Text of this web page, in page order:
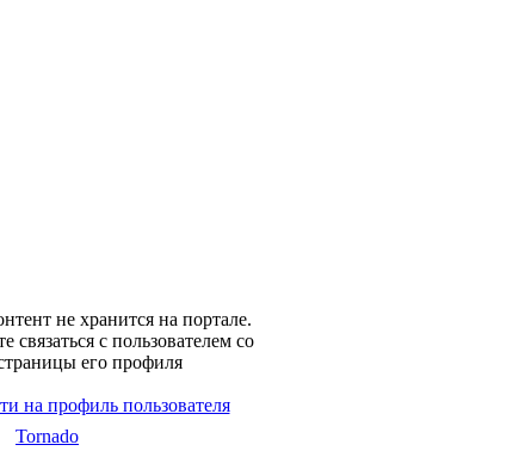
не хранится на портале.
связаться с пользователем со
его профиля
на профиль пользователя
Tornado